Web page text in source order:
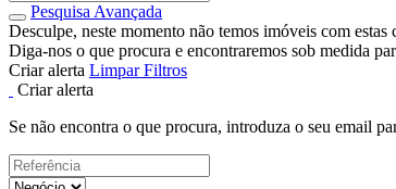
Pesquisa Avançada
Desculpe, neste momento não temos imóveis com estas
Diga-nos o que procura e encontraremos sob medida
Criar alerta Limpar Filtros
Criar alerta
Se não encontra o que procura, introduza o seu email